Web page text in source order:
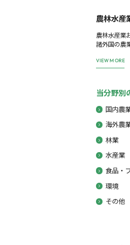
農林水産
農林水産業
諸外国の農
VIEW MORE
当分野別
国内農
海外農
林業
水産業
食品・
環境
その他